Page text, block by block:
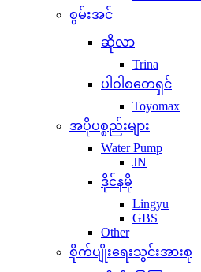
စွမ်းအင်
ဆိုလာ
Trina
ပါဝါစတေရှင်
Toyomax
အပိုပစ္စည်းများ
Water Pump
JN
ဒိုင်နမို
Lingyu
GBS
Other
စိုက်ပျိုးရေးသွင်းအားစု